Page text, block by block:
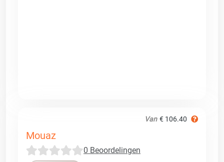
Van € 106.40
Mouaz
0 Beoordelingen